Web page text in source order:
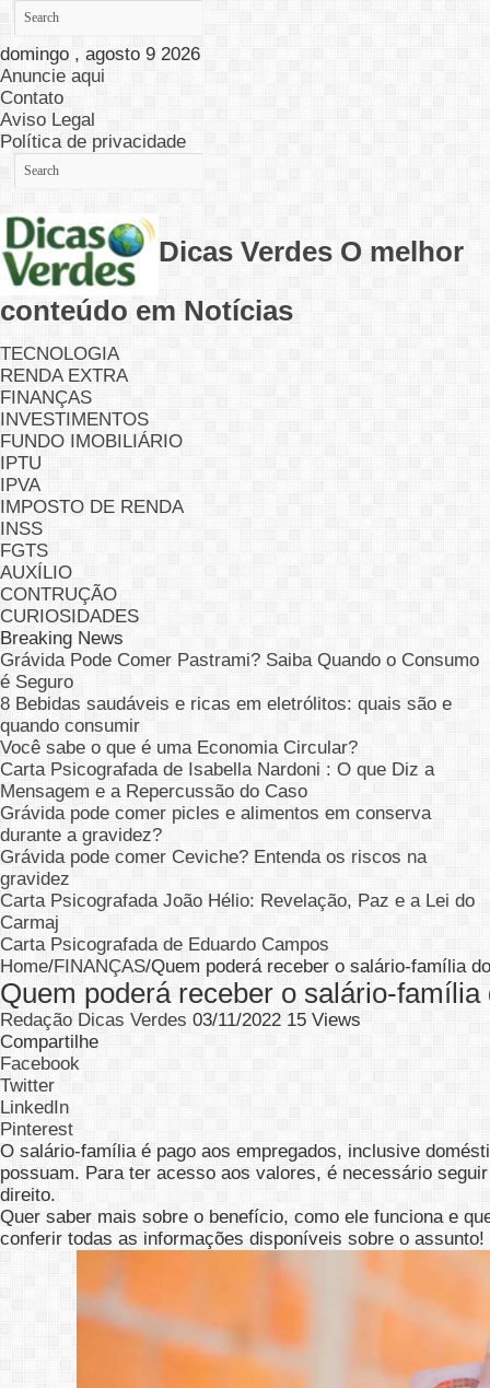
domingo , agosto 9 2026
Anuncie aqui
Contato
Aviso Legal
Política de privacidade
Dicas Verdes O melhor
conteúdo em Notícias
TECNOLOGIA
RENDA EXTRA
FINANÇAS
INVESTIMENTOS
FUNDO IMOBILIÁRIO
IPTU
IPVA
IMPOSTO DE RENDA
INSS
FGTS
AUXÍLIO
CONTRUÇÃO
CURIOSIDADES
Breaking News
Grávida Pode Comer Pastrami? Saiba Quando o Consumo
é Seguro
8 Bebidas saudáveis e ricas em eletrólitos: quais são e
quando consumir
Você sabe o que é uma Economia Circular?
Carta Psicografada de Isabella Nardoni : O que Diz a
Mensagem e a Repercussão do Caso
Grávida pode comer picles e alimentos em conserva
durante a gravidez?
Grávida pode comer Ceviche? Entenda os riscos na
gravidez
Carta Psicografada João Hélio: Revelação, Paz e a Lei do
Carmaj
Carta Psicografada de Eduardo Campos
Home/FINANÇAS/Quem poderá receber o salário-família
Quem poderá receber o salário-família
Redação Dicas Verdes 03/11/2022 15 Views
Compartilhe
Facebook
Twitter
LinkedIn
Pinterest
O salário-família é pago aos empregados, inclusive
possuam. Para ter acesso aos valores, é necessário
direito.
Quer saber mais sobre o benefício, como ele funciona e
conferir todas as informações disponíveis sobre o assunto!